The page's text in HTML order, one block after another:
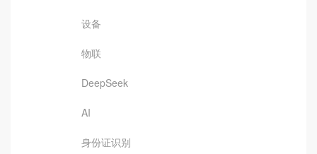
设备
物联
DeepSeek
AI
身份证识别